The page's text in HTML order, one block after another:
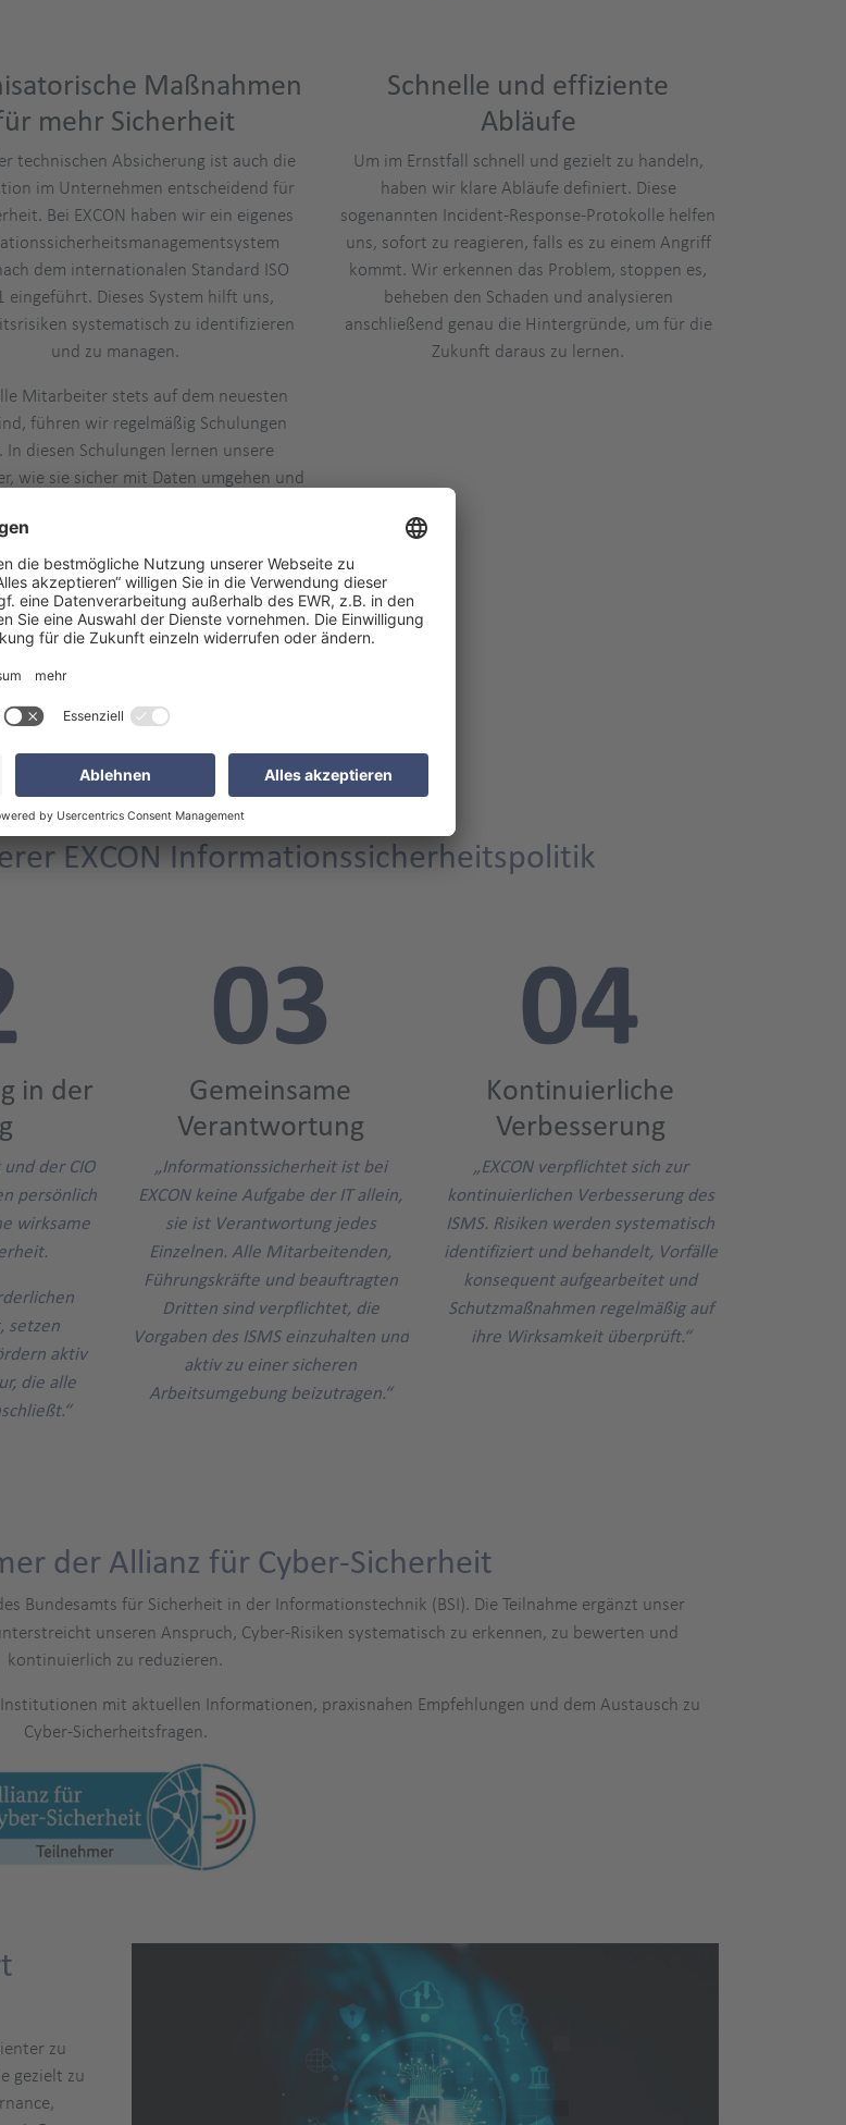
Maßnahmen
mehr Sicherheit
technischen Absicherung ist auch die
im Unternehmen entscheidend für
Bei EXCON haben wir ein eigenes
dem internationalen Standard ISO
eingeführt. Dieses System hilft uns,
systematisch zu identifizieren
und zu managen.
Mitarbeiter stets auf dem neuesten
führen wir regelmäßig Schulungen
In diesen Schulungen lernen unsere
wie sie sicher mit Daten umgehen und
Darüber hinaus haben wir klare
auf welche Informationen zugreifen
befugte Personen erhalten Zugang zu
Daten, und dieser Zugang wird streng
Um sicherzustellen, dass unsere
auch langfristig wirken, führen wir
durch.
Schnelle und effiziente
Abläufe
Um im Ernstfall schnell und gezielt zu handeln,
haben wir klare Abläufe definiert. Diese
sogenannten Incident-Response-Protokolle helfen
uns, sofort zu reagieren, falls es zu einem Angriff
kommt. Wir erkennen das Problem, stoppen es,
beheben den Schaden und analysieren
anschließend genau die Hintergründe, um für die
Zukunft daraus zu lernen.
EXCON Informationssicherheitspolitik
in der
und der CIO
persönlich
wirksame
setzen
aktiv
die alle
Gemeinsame
Verantwortung
„Informationssicherheit ist bei
EXCON keine Aufgabe der IT allein,
sie ist Verantwortung jedes
Einzelnen. Alle Mitarbeitenden,
Führungskräfte und beauftragten
Dritten sind verpflichtet, die
Vorgaben des ISMS einzuhalten und
aktiv zu einer sicheren
Arbeitsumgebung beizutragen.“
Kontinuierliche
Verbesserung
„EXCON verpflichtet sich zur
kontinuierlichen Verbesserung des
ISMS. Risiken werden systematisch
identifiziert und behandelt, Vorfälle
konsequent aufgearbeitet und
Schutzmaßnahmen regelmäßig auf
ihre Wirksamkeit überprüft.“
der Allianz für Cyber-Sicherheit
Bundesamts für Sicherheit in der Informationstechnik (BSI). Die Teilnahme ergänzt unser
unseren Anspruch, Cyber-Risiken systematisch zu erkennen, zu bewerten und
kontinuierlich zu reduzieren.
mit aktuellen Informationen, praxisnahen Empfehlungen und dem Austausch zu
Cyber-Sicherheitsfragen.
zu
gezielt zu